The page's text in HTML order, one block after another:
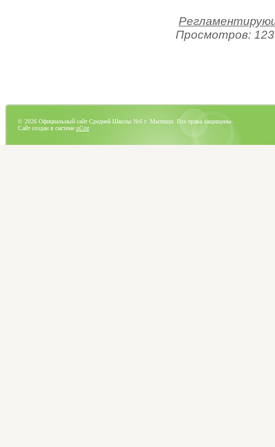
Просмотров:
© 2026 Официальный сайт Средней Школы №6 г. Мытищи. Все права защищены.
Сайт создан в системе uCoz